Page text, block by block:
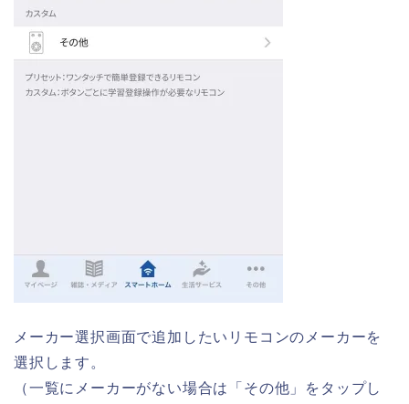
メーカー選択画面で追加したいリモコンのメーカーを
選択します。
（一覧にメーカーがない場合は「その他」をタップし